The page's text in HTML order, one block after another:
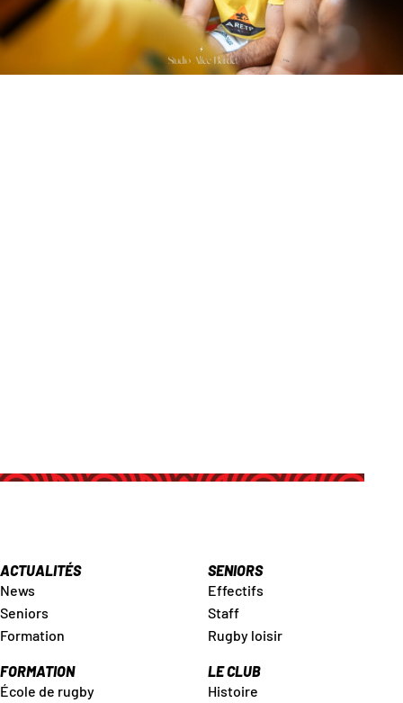
ACTUALITÉS
News
Seniors
Formation
SENIORS
Effectifs
Staff
Rugby loisir
FORMATION
École de rugby
LE CLUB
Histoire